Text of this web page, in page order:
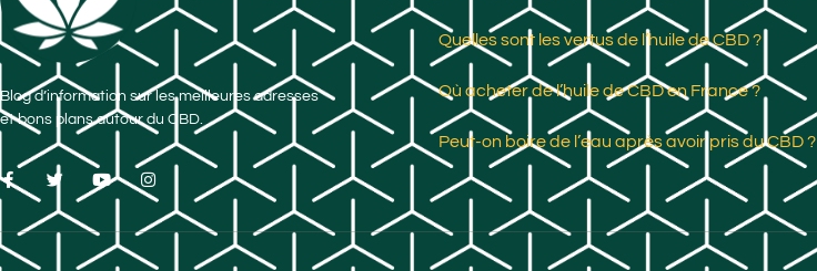
Blog d’information sur les meilleures adresses
et bons plans autour du CBD.
Quelles sont les vertus de l’huile de CBD ?
Où acheter de l’huile de CBD en France ?
Peut-on boire de l’eau après avoir pris du CBD ?